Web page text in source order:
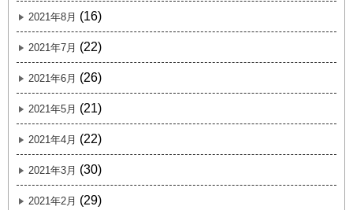
2021年8月 (16)
2021年7月 (22)
2021年6月 (26)
2021年5月 (21)
2021年4月 (22)
2021年3月 (30)
2021年2月 (29)